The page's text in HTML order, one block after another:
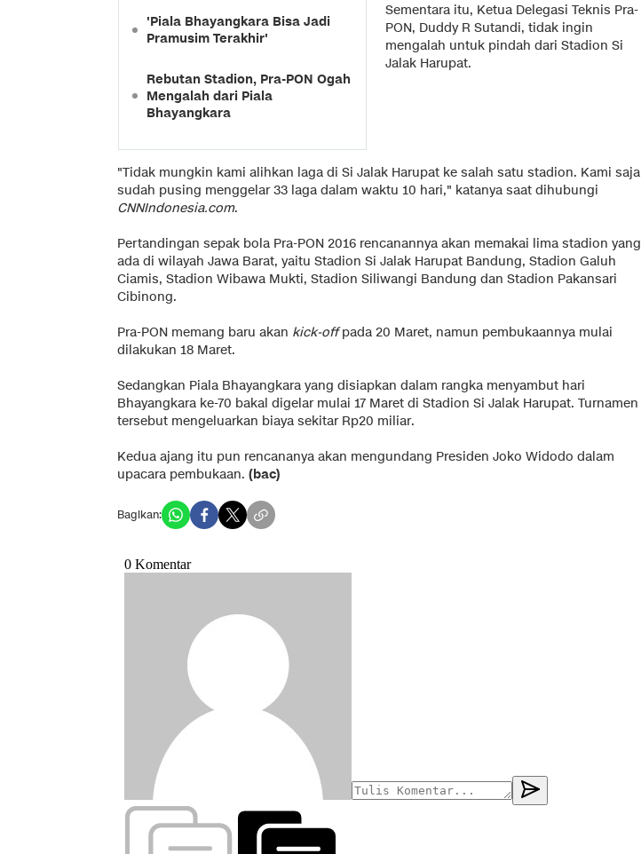
'Piala Bhayangkara Bisa Jadi
Pramusim Terakhir'
Rebutan Stadion, Pra-PON Ogah
Mengalah dari Piala
Bhayangkara
Sementara itu, Ketua Delegasi Teknis Pra-
PON, Duddy R Sutandi, tidak ingin
mengalah untuk pindah dari Stadion Si
Jalak Harupat.
"Tidak mungkin kami alihkan laga di Si Jalak Harupat ke salah satu stadion. Kami saja
sudah pusing menggelar 33 laga dalam waktu 10 hari," katanya saat dihubungi
CNNIndonesia.com.
Pertandingan sepak bola Pra-PON 2016 rencanannya akan memakai lima stadion yang
ada di wilayah Jawa Barat, yaitu Stadion Si Jalak Harupat Bandung, Stadion Galuh
Ciamis, Stadion Wibawa Mukti, Stadion Siliwangi Bandung dan Stadion Pakansari
Cibinong.
Pra-PON memang baru akan kick-offpada 20 Maret, namun pembukaannya mulai
dilakukan 18 Maret.
Sedangkan Piala Bhayangkara yang disiapkan dalam rangka menyambut hari
Bhayangkara ke-70 bakal digelar mulai 17 Maret di Stadion Si Jalak Harupat. Turnamen
tersebut mengeluarkan biaya sekitar Rp20 miliar.
Kedua ajang itu pun rencananya akan mengundang Presiden Joko Widodo dalam
upacara pembukaan. (bac)
Bagikan: